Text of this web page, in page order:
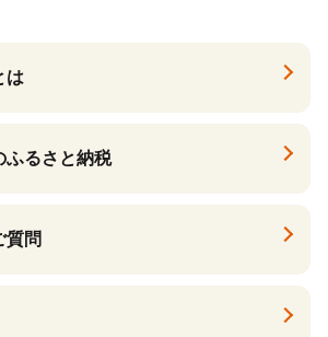
は
ふるさと納税
質問